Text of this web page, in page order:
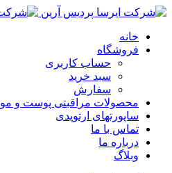
خانه
فروشگاه
حساب کاربری
سبد خرید
سفارش
محصولات مراقبتی پوست و مو
ساپورتهای ارتوپدی
تماس با ما
درباره ما
وبلاگ